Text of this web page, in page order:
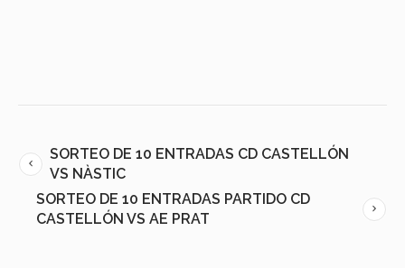
SORTEO DE 10 ENTRADAS CD CASTELLÓN
VS NÀSTIC
SORTEO DE 10 ENTRADAS PARTIDO CD
CASTELLÓN VS AE PRAT